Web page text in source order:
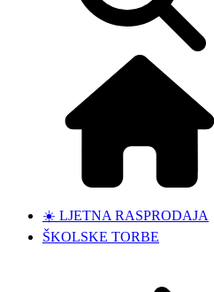
☀️ LJETNA RASPRODAJA
ŠKOLSKE TORBE